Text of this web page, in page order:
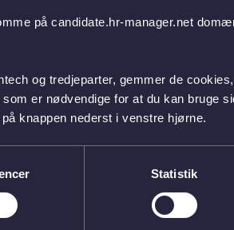
på candidate.hr-manager.net
og tredjeparter, gemmer de
er nødvendige for at du kan bruge
knappen nederst i venstre hjørne.
Statistik